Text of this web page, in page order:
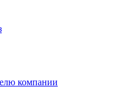
компании